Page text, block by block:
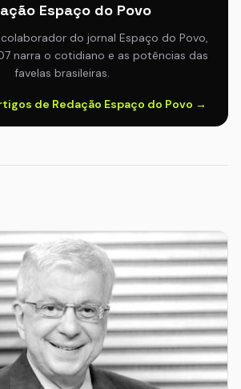
Espaço do Povo
do jornal Espaço do Povo,
narra o cotidiano e as potências das
favelas brasileiras.
de Redação Espaço do Povo →